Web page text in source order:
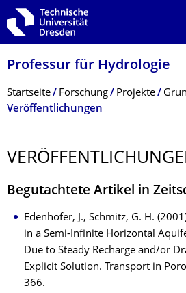
Zur Hauptnavigation springen
Zur Suche springen
Zum Inhalt springen
Professur für Hydrologie
Breadcrumb-Menü
Startseite Forschung Projekte
Veröffentlichungen
Begutachtete Artikel in
Edenhofer, J., Schmitz, G. H.
in a Semi-Infinite Horizontal
Due to Steady Recharge and/or
Explicit Solution. Transport in
366.